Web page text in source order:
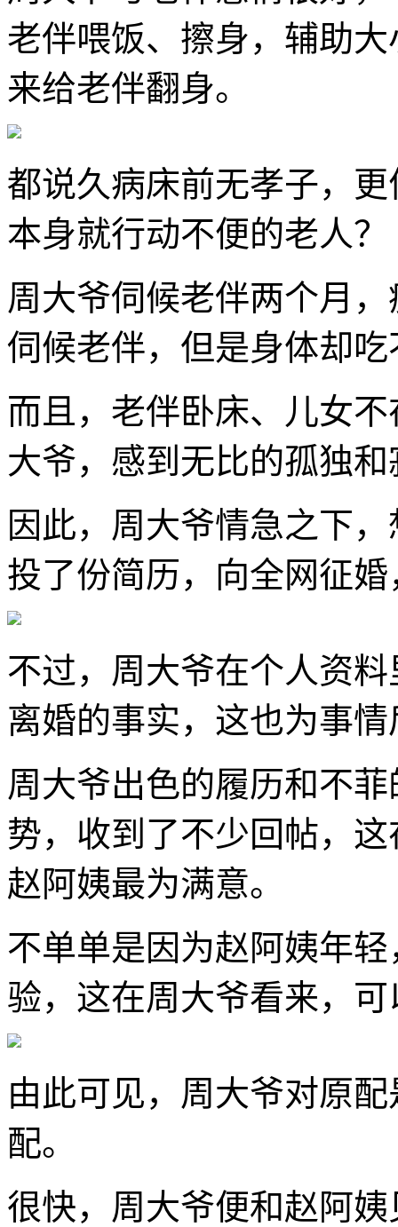
老伴喂饭、擦身，辅助
来给老伴翻身。
都说久病床前无孝子，
本身就行动不便的老人？
周大爷伺候老伴两个月
伺候老伴，但是身体却
而且，老伴卧床、儿女
大爷，感到无比的孤独和
因此，周大爷情急之下
投了份简历，向全网征
不过，周大爷在个人资
离婚的事实，这也为事
周大爷出色的履历和不
势，收到了不少回帖，
赵阿姨最为满意。
不单单是因为赵阿姨年
验，这在周大爷看来，
由此可见，周大爷对原
配。
很快，周大爷便和赵阿